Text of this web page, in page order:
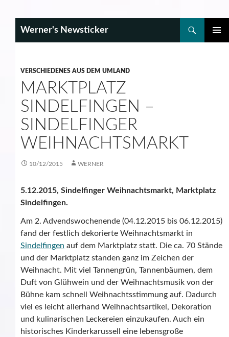
Werner's Newsticker
VERSCHIEDENES AUS DEM UMLAND
MARKTPLATZ
SINDELFINGEN –
SINDELFINGER
WEIHNACHTSMARKT
10/12/2015 WERNER
5.12.2015, Sindelfinger Weihnachtsmarkt, Marktplatz
Sindelfingen.
Am 2. Advendswochenende (04.12.2015 bis 06.12.2015)
fand der festlich dekorierte Weihnachtsmarkt in
Sindelfingen auf dem Marktplatz statt. Die ca. 70 Stände
und der Marktplatz standen ganz im Zeichen der
Weihnacht. Mit viel Tannengrün, Tannenbäumen, dem
Duft von Glühwein und der Weihnachtsmusik von der
Bühne kam schnell Weihnachtsstimmung auf. Dadurch
viel es leicht allerhand Weihnachtsartikel, Dekoration
und kulinarischen Leckereien einzukaufen. Auch ein
historisches Kinderkarussell eine lebensgroße